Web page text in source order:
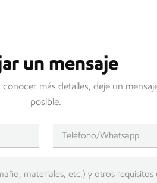
un mensaje
más detalles, deje un
posible.